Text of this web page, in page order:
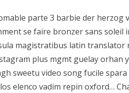
parte 3 barbie der herzog
se faire bronzer sans soleil
magistratibus latin translator
plus mgmt guelay orhan
sweetu video song fucile
elenco vadim repin oxford…